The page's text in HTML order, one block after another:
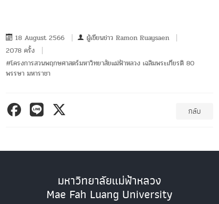
18 August 2566 ผู้เขียนข่าว Ramon Ruaysaen
2078 ครั้ง
#โครงการสวนพฤกษศาสตร์มหาวิทยาลัยแม่ฟ้าหลวง เฉลิมพระเกียรติ 80
พรรษา มหาราชา
กลับ
มหาวิทยาลัยแม่ฟ้าหลวง
Mae Fah Luang University